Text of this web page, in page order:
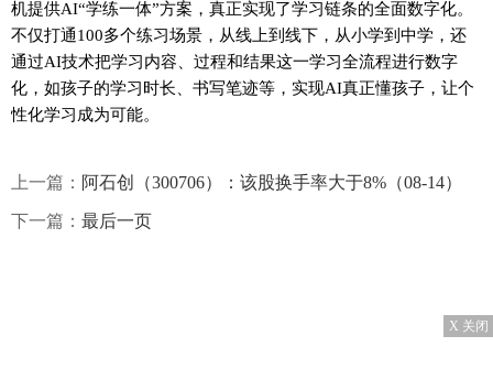
机提供AI“学练一体”方案，真正实现了学习链条的全面数字化。
不仅打通100多个练习场景，从线上到线下，从小学到中学，还
通过AI技术把学习内容、过程和结果这一学习全流程进行数字
化，如孩子的学习时长、书写笔迹等，实现AI真正懂孩子，让个
性化学习成为可能。
上一篇： 阿石创（300706）：该股换手率大于8%（08-14）
下一篇： 最后一页
X 关闭